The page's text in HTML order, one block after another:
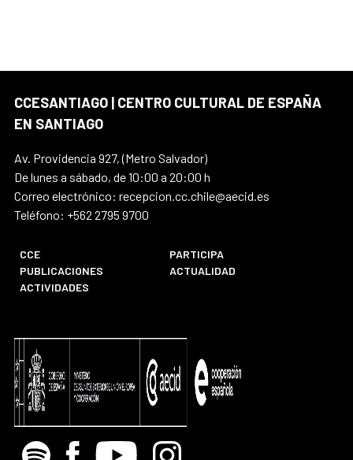
CCESANTIAGO | CENTRO CULTURAL DE ESPAÑA
EN SANTIAGO
Av. Providencia 927, (Metro Salvador)
De lunes a sábado, de 10:00 a 20:00 h
Correo electrónico: recepcion.cc.chile@aecid.es
Teléfono: +562 2795 9700
CCE
PARTICIPA
PUBLICACIONES
ACTUALIDAD
ACTIVIDADES
Spotify Facebook
Youtube Instagram